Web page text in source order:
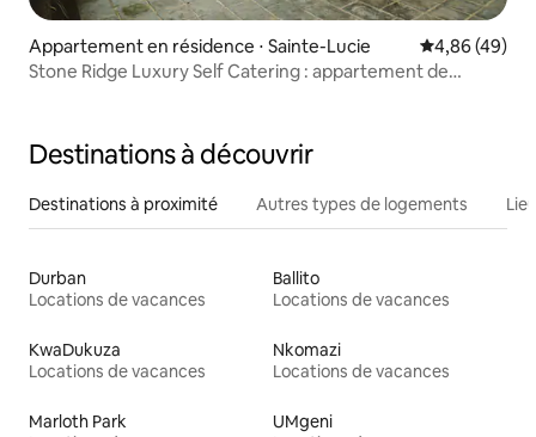
Appartement en résidence ⋅ Sainte-Lucie Évaluation
4,86 (49)
Stone Ridge Luxury Self Catering : appartement de
Destinations à découvrir
Destinations à proximité Autres types de logements
Durban
Locations de vacances
Ballito
Locations de vacances
KwaDukuza
Locations de vacances
Nkomazi
Locations de vacances
Marloth Park
UMgeni